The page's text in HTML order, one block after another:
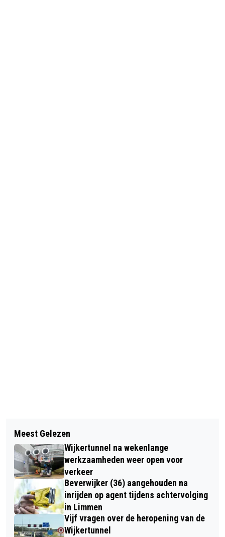
BOMENKAP OP TERREIN ANKIE’S
HOEVE; BOMEN MOETEN WIJKEN
VOOR BOUW 210 WONINGEN
AUTO OP DE KOP IN BERM BIJ
TROMPET HEEMSKERK, BESTUURDER
SPOORLOOS
Meest Gelezen
Wijkertunnel na wekenlange
werkzaamheden weer open voor
verkeer
Beverwijker (36) aangehouden na
inrijden op agent tijdens achtervolging
in Limmen
Vijf vragen over de heropening van de
Wijkertunnel